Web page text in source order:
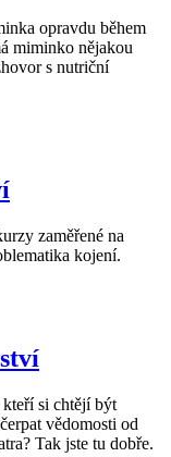
opravdu během
miminko nějakou
s nutriční
zaměřené na
kojení.
si chtějí být
vědomosti od
Tak jste tu dobře.